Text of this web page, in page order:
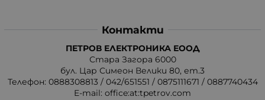
Контакти
ПЕТРОВ ЕЛЕКТРОНИКА ЕООД
Стара Загора 6000
бул. Цар Симеон Велики 80, ет.3
Телефон: 0888308813 / 042/651551 / 0875111671 / 0887740434
E-mail: office:at:tpetrov.com